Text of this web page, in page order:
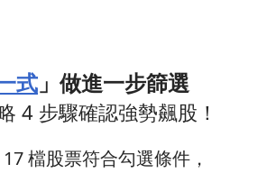
式 」做進一步篩選
4 步驟確認強勢飆股！
檔股票符合勾選條件，